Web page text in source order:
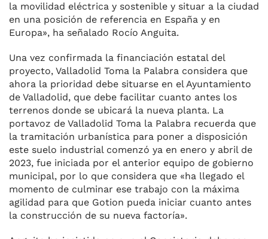
la movilidad eléctrica y sostenible y situar a la ciudad
en una posición de referencia en España y en
Europa», ha señalado Rocío Anguita.
Una vez confirmada la financiación estatal del
proyecto, Valladolid Toma la Palabra considera que
ahora la prioridad debe situarse en el Ayuntamiento
de Valladolid, que debe facilitar cuanto antes los
terrenos donde se ubicará la nueva planta. La
portavoz de Valladolid Toma la Palabra recuerda que
la tramitación urbanística para poner a disposición
este suelo industrial comenzó ya en enero y abril de
2023, fue iniciada por el anterior equipo de gobierno
municipal, por lo que considera que «ha llegado el
momento de culminar ese trabajo con la máxima
agilidad para que Gotion pueda iniciar cuanto antes
la construcción de su nueva factoría».